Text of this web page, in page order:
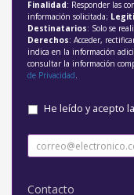
Finalidad: Responder las
información solicitada;
Destinatarios: Solo se
Derechos: Acceder,
indica en la información
consultar la información
de Privacidad.
He leído y acepto la
Contacto